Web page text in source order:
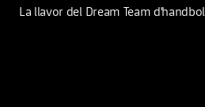
La llavor del Dream Team d'handbol